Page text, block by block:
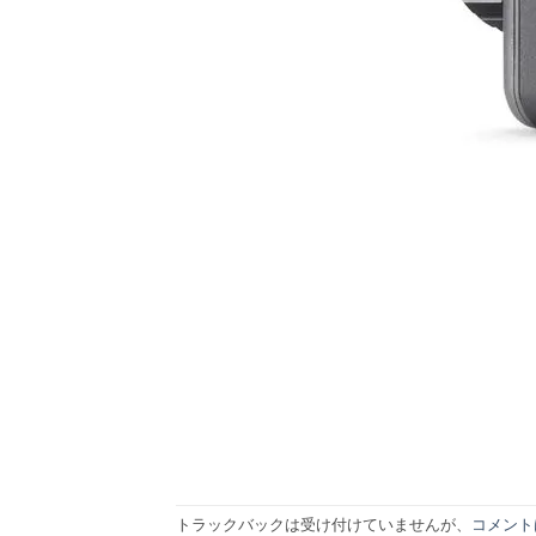
トラックバックは受け付けていませんが、 コメン